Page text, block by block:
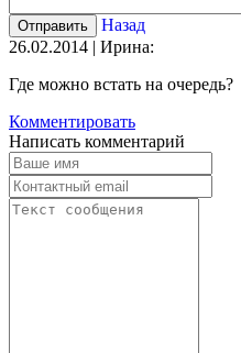
Назад
26.02.2014 | Ирина:
Где можно встать на очередь?
Комментировать
Написать комментарий